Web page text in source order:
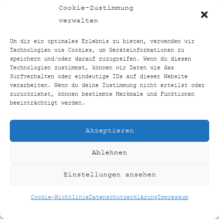
Cookie-Zustimmung
verwalten
Um dir ein optimales Erlebnis zu bieten, verwenden wir
Technologien wie Cookies, um Geräteinformationen zu
speichern und/oder darauf zuzugreifen. Wenn du diesen
Technologien zustimmst, können wir Daten wie das
Surfverhalten oder eindeutige IDs auf dieser Website
verarbeiten. Wenn du deine Zustimmung nicht erteilst oder
zurückziehst, können bestimmte Merkmale und Funktionen
beeinträchtigt werden.
Akzeptieren
Ablehnen
Einstellungen ansehen
Cookie-RichtlinieDatenschutzerklärungImpressum
TOP24VERGLEICH
HOME SHOP KONTAKT
IMPRESSUM
DATENSCHUTZERKLÄRUNG
COOKIE-RICHTLINIE (EU)
©TOP24VERGLEICH